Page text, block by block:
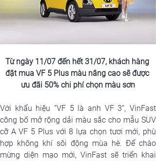
Từ ngày 11/07 đến hết 31/07, khách hàng
đặt mua VF 5 Plus màu nâng cao sẽ được
ưu đãi 50% chi phí chọn màu sơn
Với khẩu hiệu “VF 5 là anh VF 3”, VinFast
công bố mở rộng dải màu sắc cho mẫu SUV
cỡ A VF 5 Plus với 8 lựa chọn tươi mới, phù
hợp không khí sôi động mùa hè. Để chào
mừng diện mạo mới, VinFast sẽ triển khai